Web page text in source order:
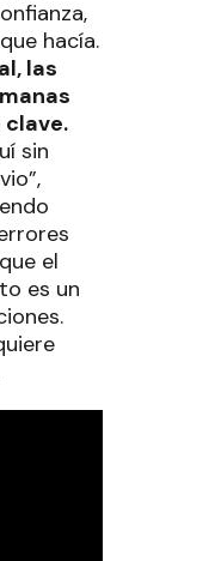
hacía.
las
clave.
sin
el
es un